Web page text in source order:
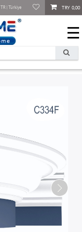
TRY 0,00
TR | Türkiye
☰